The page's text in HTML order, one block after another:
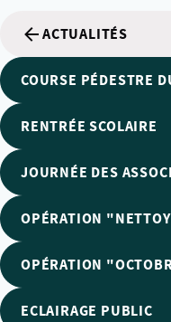
ACTUALITÉS
COURSE PÉDESTRE
RENTRÉE SCOLAIRE
JOURNÉE DES
OPÉRATION
OPÉRATION
ECLAIRAGE PUBLIC